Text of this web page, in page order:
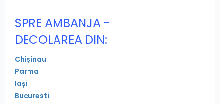
SPRE AMBANJA -
DECOLAREA DIN:
Chișinau
Parma
Iași
Bucuresti